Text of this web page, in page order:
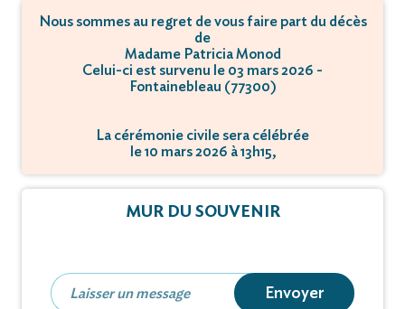
Nous sommes au regret de vous faire part du décès
de
Madame Patricia Monod
Celui-ci est survenu le 03 mars 2026 -
Fontainebleau (77300)
La cérémonie civile sera célébrée
le 10 mars 2026 à 13h15,
La crémation se déroulera
MUR DU SOUVENIR
Envoyer